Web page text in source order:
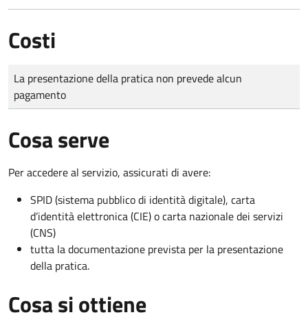
Costi
Tipo di pagamento
Importo
La presentazione della pratica non prevede alcun
pagamento
Cosa serve
Per accedere al servizio, assicurati di avere:
SPID (sistema pubblico di identità digitale), carta
d’identità elettronica (CIE) o carta nazionale dei servizi
(CNS)
tutta la documentazione prevista per la presentazione
della pratica.
Cosa si ottiene